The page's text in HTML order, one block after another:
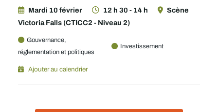
Mardi 10 février 12 h 30 - 14 h
Scène
Victoria Falls (CTICC2 - Niveau 2)
Gouvernance,
réglementation et politiques
Investissement
Ajouter au calendrier